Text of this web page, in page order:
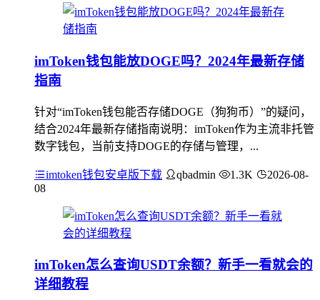
imToken钱包能放DOGE吗？2024年最新存储
指南
针对“imToken钱包能否存储DOGE（狗狗币）”的疑问，
结合2024年最新存储指南说明：imToken作为主流非托管
数字钱包，当前支持DOGE的存储与管理，...
imtoken钱包安卓版下载 qbadmin 1.3K
2026-08-
08
imToken怎么查询USDT余额？新手一看就会的
详细教程